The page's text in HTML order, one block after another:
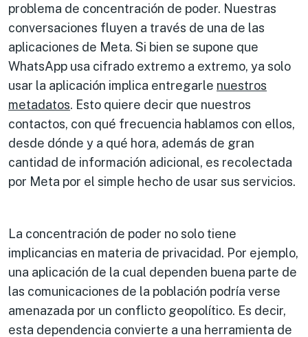
problema de concentración de poder. Nuestras
conversaciones fluyen a través de una de las
aplicaciones de Meta. Si bien se supone que
WhatsApp usa cifrado extremo a extremo, ya solo
usar la aplicación implica entregarle nuestros
metadatos. Esto quiere decir que nuestros
contactos, con qué frecuencia hablamos con ellos,
desde dónde y a qué hora, además de gran
cantidad de información adicional, es recolectada
por Meta por el simple hecho de usar sus servicios.
La concentración de poder no solo tiene
implicancias en materia de privacidad. Por ejemplo,
una aplicación de la cual dependen buena parte de
las comunicaciones de la población podría verse
amenazada por un conflicto geopolítico. Es decir,
esta dependencia convierte a una herramienta de